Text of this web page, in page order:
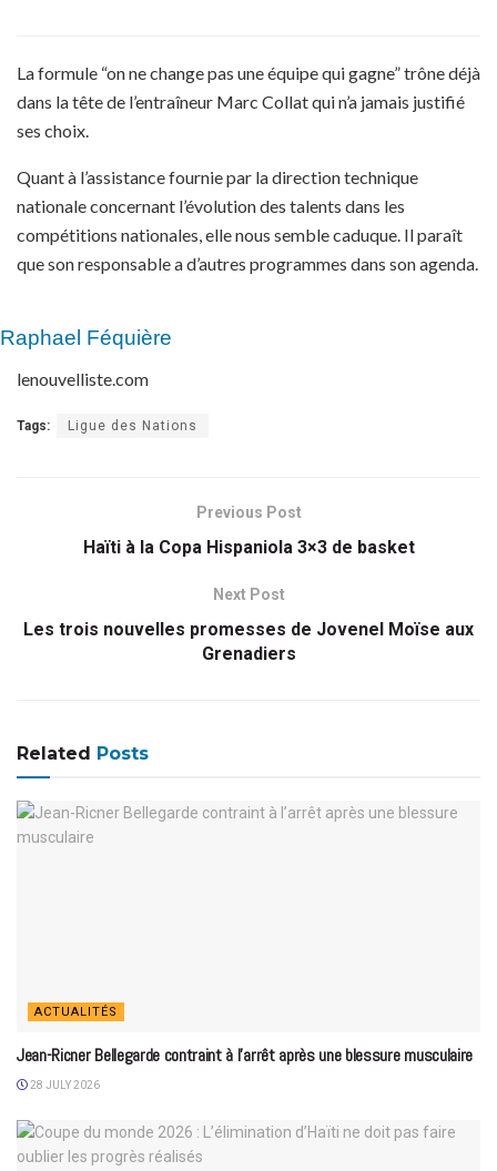
La formule “on ne change pas une équipe qui gagne” trône déjà
dans la tête de l’entraîneur Marc Collat qui n’a jamais justifié
ses choix.
Quant à l’assistance fournie par la direction technique
nationale concernant l’évolution des talents dans les
compétitions nationales, elle nous semble caduque. Il paraît
que son responsable a d’autres programmes dans son agenda.
Raphael Féquière
lenouvelliste.com
Tags: Ligue des Nations
Previous Post
Haïti à la Copa Hispaniola 3×3 de basket
Next Post
Les trois nouvelles promesses de Jovenel Moïse aux
Grenadiers
Related Posts
ACTUALITÉS
Jean-Ricner Bellegarde contraint à l’arrêt après une blessure musculaire
28 JULY 2026